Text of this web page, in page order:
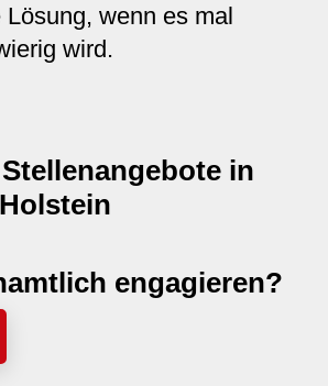
Lösung, wenn es mal
wird.
in
engagieren?